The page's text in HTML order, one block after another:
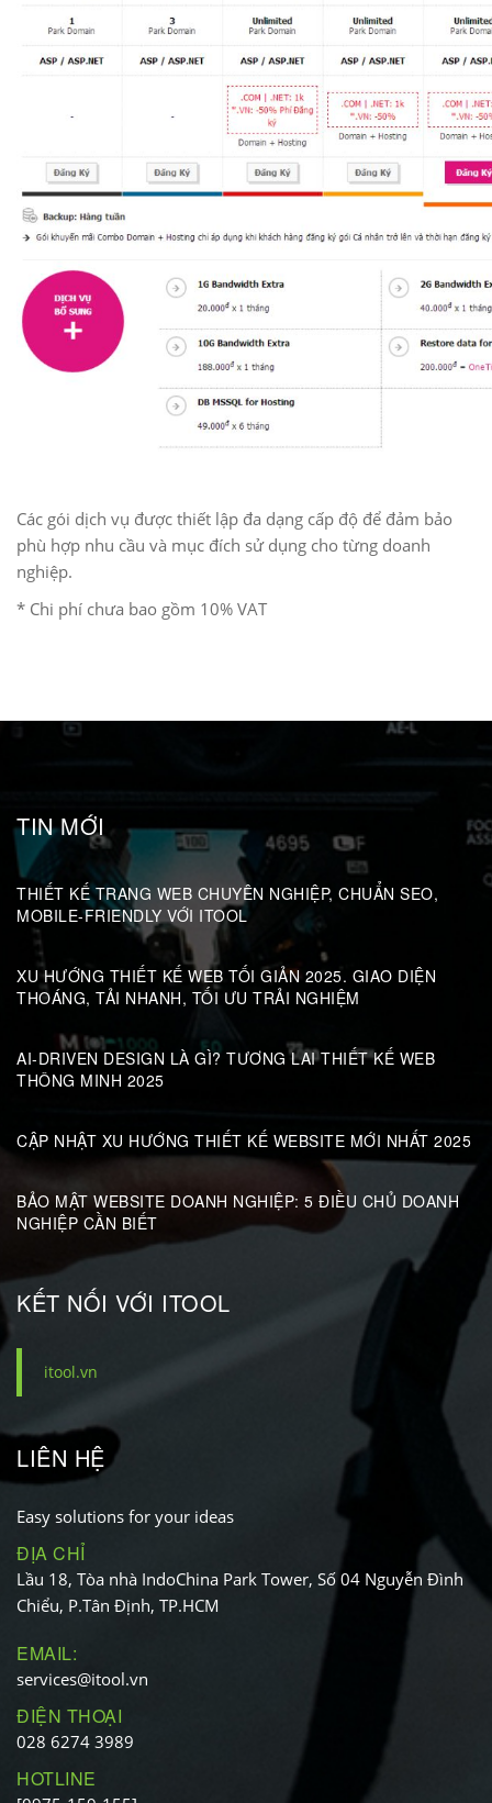
Các gói dịch vụ được thiết lập đa dạng cấp độ để đảm bảo
phù hợp nhu cầu và mục đích sử dụng cho từng doanh
nghiệp.
* Chi phí chưa bao gồm 10% VAT
TIN MỚI
THIẾT KẾ TRANG WEB CHUYÊN NGHIỆP, CHUẨN SEO,
MOBILE-FRIENDLY VỚI ITOOL
XU HƯỚNG THIẾT KẾ WEB TỐI GIẢN 2025. GIAO DIỆN
THOÁNG, TẢI NHANH, TỐI ƯU TRẢI NGHIỆM
AI-DRIVEN DESIGN LÀ GÌ? TƯƠNG LAI THIẾT KẾ WEB
THÔNG MINH 2025
CẬP NHẬT XU HƯỚNG THIẾT KẾ WEBSITE MỚI NHẤT 2025
BẢO MẬT WEBSITE DOANH NGHIỆP: 5 ĐIỀU CHỦ DOANH
NGHIỆP CẦN BIẾT
KẾT NỐI VỚI ITOOL
itool.vn
LIÊN HỆ
Easy solutions for your ideas
ĐỊA CHỈ
Lầu 18, Tòa nhà IndoChina Park Tower, Số 04 Nguyễn Đình
Chiểu, P.Tân Định, TP.HCM
EMAIL:
services@itool.vn
ĐIỆN THOẠI
028 6274 3989
HOTLINE